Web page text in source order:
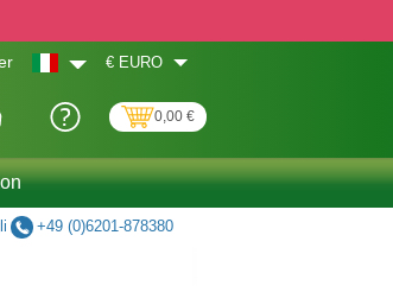
€ EURO
0,00 €
+49 (0)6201-878380